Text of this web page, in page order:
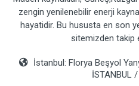
zengin yenilenebilir enerji
hayatidir. Bu hususta en son
sitemizden takip
İstanbul: Florya Beşyol
İSTANBUL /